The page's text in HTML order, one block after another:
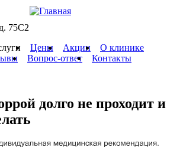
75C2
Цены Акции
О клинике
Вопрос-ответ
Контакты
долго не проходит и